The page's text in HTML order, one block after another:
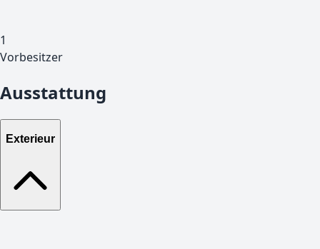
1
Vorbesitzer
Ausstattung
Exterieur